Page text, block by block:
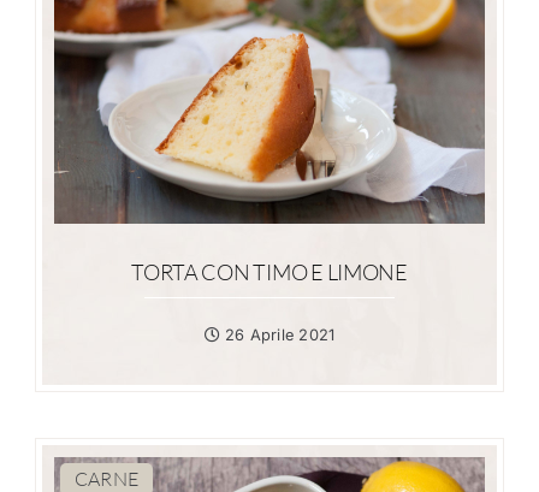
TORTA CON TIMO E LIMONE
26 Aprile 2021
CARNE